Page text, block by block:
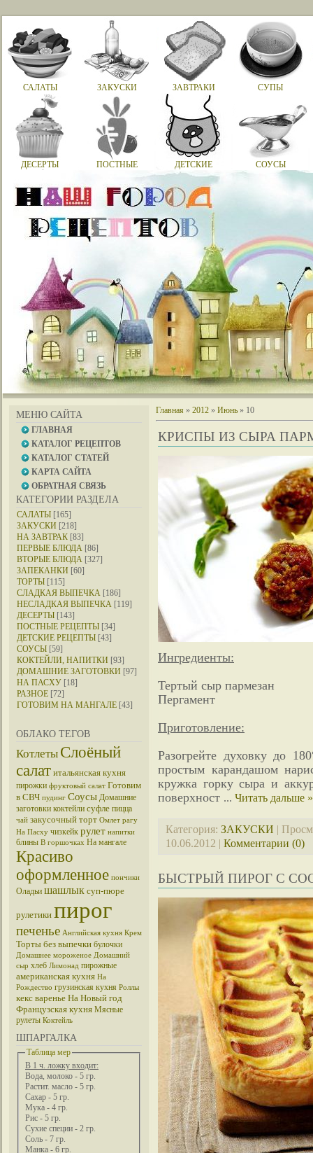
САЛАТЫ ЗАКУСКИ ЗАВТРАКИ СУПЫ
ДЕСЕРТЫ ПОСТНЫЕ ДЕТСКИЕ СОУСЫ
МЕНЮ САЙТА
ГЛАВНАЯ
КАТАЛОГ РЕЦЕПТОВ
КАТАЛОГ СТАТЕЙ
КАРТА САЙТА
ОБРАТНАЯ СВЯЗЬ
КАТЕГОРИИ РАЗДЕЛА
САЛАТЫ [165]
ЗАКУСКИ [218]
НА ЗАВТРАК [83]
ПЕРВЫЕ БЛЮДА [86]
ВТОРЫЕ БЛЮДА [327]
ЗАПЕКАНКИ [60]
ТОРТЫ [115]
СЛАДКАЯ ВЫПЕЧКА [186]
НЕСЛАДКАЯ ВЫПЕЧКА [119]
ДЕСЕРТЫ [143]
ПОСТНЫЕ РЕЦЕПТЫ [34]
ДЕТСКИЕ РЕЦЕПТЫ [43]
СОУСЫ [59]
КОКТЕЙЛИ, НАПИТКИ [93]
ДОМАШНИЕ ЗАГОТОВКИ [97]
НА ПАСХУ [18]
РАЗНОЕ [72]
ГОТОВИМ НА МАНГАЛЕ [43]
ОБЛАКО ТЕГОВ
Котлеты Слоёный
салат итальянская кухня
пирожки фруктовый салат Готовим
в СВЧ пудинг Соусы Домашние
заготовки коктейли суфле пицца
чай закусочный торт Омлет рагу
На Пасху чизкейк рулет напитки
блины В горшочках На мангале
Красиво
оформленное пончики
Оладьи шашлык суп-пюре
рулетики пирог
печенье Английская кухня Крем
Торты без выпечки булочки
Домашнее мороженое Домашний
сыр хлеб Лимонад пирожные
американская кухня На
Рождество грузинская кухня Роллы
кекс варенье На Новый год
Французская кухня Мясные
рулеты Коктейль
ШПАРГАЛКА
Таблица мер
В 1 ч. ложку входит:
Вода, молоко - 5 гр.
Растит. масло - 5 гр.
Сахар - 5 гр.
Мука - 4 гр.
Рис - 5 гр.
Сухие специи - 2 гр.
Соль - 7 гр.
Манка - 6 гр.
Главная » 2012 » Июнь » 10
КРИСПЫ ИЗ СЫРА
Ингредиенты:
Тертый сыр пармезан
Пергамент
Приготовление:
Разогрейте духовку до
простым карандашом
кружка горку сыра и
поверхност ... Читать дальше »
Категория: ЗАКУСКИ |
10.06.2012 | Комментарии (0)
БЫСТРЫЙ ПИРОГ С